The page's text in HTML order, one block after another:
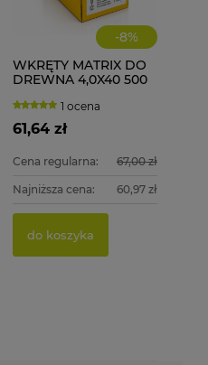
-8%
WKRĘTY MATRIX DO
DREWNA 4,0X40 500
1 ocena
61,64 zł
Cena regularna: 67,00 zł
Najniższa cena: 60,97 zł
do koszyka